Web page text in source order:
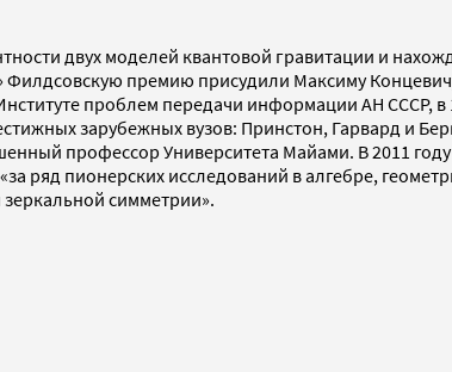
двух моделей квантовой гравитации и
Филдсовскую премию присудили Максиму
проблем передачи информации АН СССР,
зарубежных вузов: Принстон, Гарвард и
профессор Университета Майами. В 2011
ряд пионерских исследований в алгебре,
симметрии».